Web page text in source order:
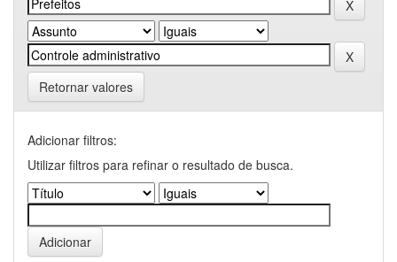
Retornar valores
Adicionar filtros:
Utilizar filtros para refinar o resultado de busca.